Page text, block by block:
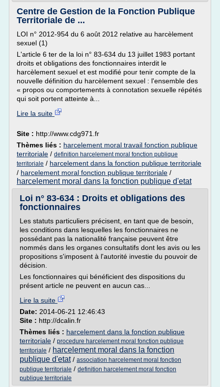
Centre de Gestion de la Fonction Publique
Territoriale de ...
LOI n° 2012-954 du 6 août 2012 relative au harcèlement
sexuel (1)
L'article 6 ter de la loi n° 83-634 du 13 juillet 1983 portant
droits et obligations des fonctionnaires interdit le
harcèlement sexuel et est modifié pour tenir compte de la
nouvelle définition du harcèlement sexuel : l'ensemble des
« propos ou comportements à connotation sexuelle répétés
qui soit portent atteinte à...
Lire la suite
Site : http://www.cdg971.fr
Thèmes liés : harcelement moral travail fonction publique
territoriale / definition harcelement moral fonction publique
territoriale / harcelement dans la fonction publique territoriale
/ harcelement moral fonction publique territoriale /
harcelement moral dans la fonction publique d'etat
Loi n° 83-634 : Droits et obligations des
fonctionnaires
Les statuts particuliers précisent, en tant que de besoin,
les conditions dans lesquelles les fonctionnaires ne
possédant pas la nationalité française peuvent être
nommés dans les organes consultatifs dont les avis ou les
propositions s'imposent à l'autorité investie du pouvoir de
décision.
Les fonctionnaires qui bénéficient des dispositions du
présent article ne peuvent en aucun cas...
Lire la suite
Date: 2014-06-21 12:46:43
Site : http://dcalin.fr
Thèmes liés : harcelement dans la fonction publique
territoriale / procedure harcelement moral fonction publique
territoriale / harcelement moral dans la fonction
publique d'etat/ association harcelement moral fonction
publique territoriale / definition harcelement moral fonction
publique territoriale